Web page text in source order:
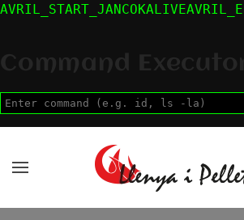
Command